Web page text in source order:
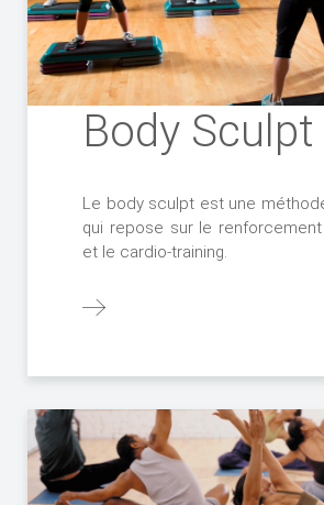
Body Sculpt
Le body sculpt est une
qui repose sur le
et le cardio-training.